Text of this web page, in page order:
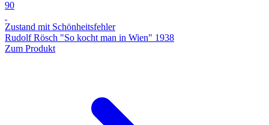
90
Zustand mit Schönheitsfehler
Rudolf Rösch "So kocht man in Wien" 1938
Zum Produkt